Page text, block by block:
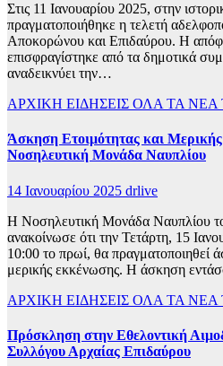
Στις 11 Ιανουαρίου 2025, στην
πραγματοποιήθηκε η τελετή
Αποκορώνου και Επιδαύρου. Η
επισφραγίστηκε από τα δημοτικά
αναδεικνύει την…
ΑΡΧΙΚΗ ΕΙΔΗΣΕΙΣ ΟΛΑ ΤΑ ΝΕΑ
Άσκηση Ετοιμότητας και
Νοσηλευτική Μονάδα Ναυπλίου
14 Ιανουαρίου 2025 drlive
Η Νοσηλευτική Μονάδα Ναυπλίου
ανακοίνωσε ότι την Τετάρτη, 15
10:00 το πρωί, θα πραγματοποιηθεί
μερικής εκκένωσης. Η άσκηση
ΑΡΧΙΚΗ ΕΙΔΗΣΕΙΣ ΟΛΑ ΤΑ ΝΕΑ
Πρόσκληση στην Εθελοντική
Συλλόγου Αρχαίας Επιδαύρου